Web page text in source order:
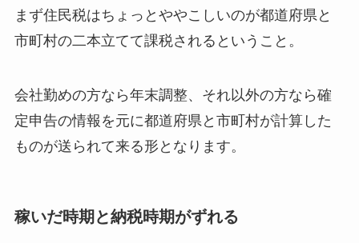
まず住民税はちょっとややこしいのが都道府県と
市町村の二本立てて課税されるということ。
会社勤めの方なら年末調整、それ以外の方なら確
定申告の情報を元に都道府県と市町村が計算した
ものが送られて来る形となります。
稼いだ時期と納税時期がずれる